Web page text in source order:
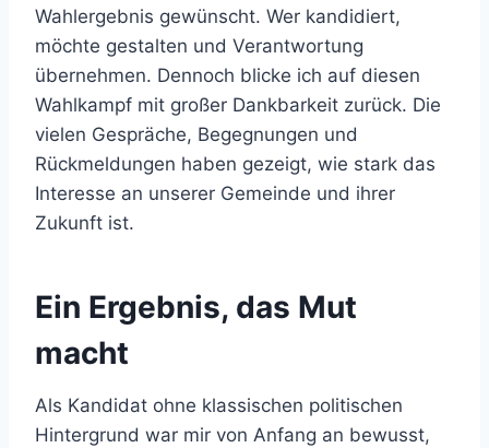
Wahlergebnis gewünscht. Wer kandidiert,
möchte gestalten und Verantwortung
übernehmen. Dennoch blicke ich auf diesen
Wahlkampf mit großer Dankbarkeit zurück. Die
vielen Gespräche, Begegnungen und
Rückmeldungen haben gezeigt, wie stark das
Interesse an unserer Gemeinde und ihrer
Zukunft ist.
Ein Ergebnis, das Mut
macht
Als Kandidat ohne klassischen politischen
Hintergrund war mir von Anfang an bewusst,